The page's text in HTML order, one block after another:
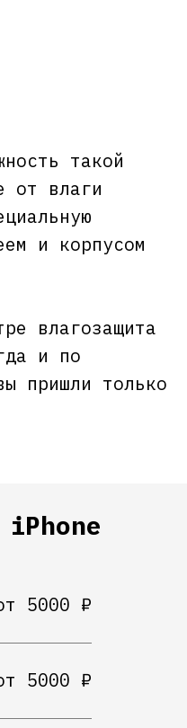
такой
от влаги
и корпусом
влагозащита
и по
пришли только
5000 ₽
5000 ₽